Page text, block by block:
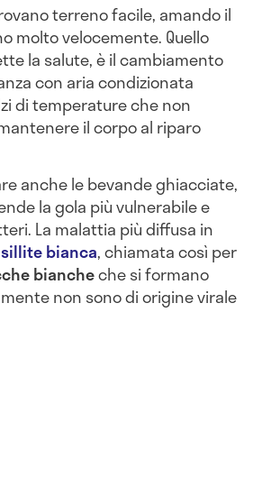
terreno facile, amando il
molto velocemente. Quello
la salute, è il cambiamento
con aria condizionata
di temperature che non
il corpo al riparo
anche le bevande ghiacciate,
la gola più vulnerabile e
La malattia più diffusa in
bianca, chiamata così per
biancheche si formano
non sono di origine virale